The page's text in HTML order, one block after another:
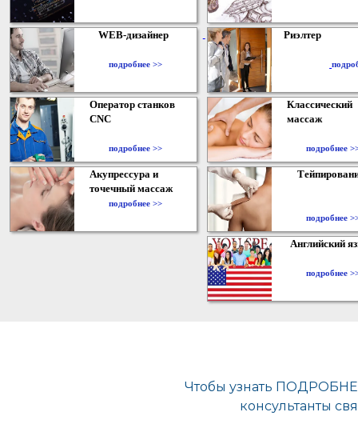
WEB-дизайнер
подробнее >>
Риэлтер
Оператор станков
CNC
подробнее >>
Классический
массаж
подробнее
Акупрессура и
точечный массаж
подробнее >>
подробнее
Английский
подробнее